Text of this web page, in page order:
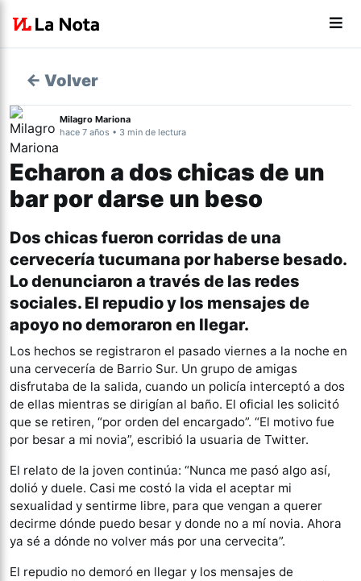
← Volver
Milagro Mariona
hace 7 años • 3 min de lectura
Echaron a dos chicas de un
bar por darse un beso
Dos chicas fueron corridas de una
cervecería tucumana por haberse besado.
Lo denunciaron a través de las redes
sociales. El repudio y los mensajes de
apoyo no demoraron en llegar.
Los hechos se registraron el pasado viernes a la noche en
una cervecería de Barrio Sur. Un grupo de amigas
disfrutaba de la salida, cuando un policía interceptó a dos
de ellas mientras se dirigían al baño. El oficial les solicitó
que se retiren, “por orden del encargado”. “El motivo fue
por besar a mi novia”, escribió la usuaria de Twitter.
El relato de la joven continúa: “Nunca me pasó algo así,
dolió y duele. Casi me costó la vida el aceptar mi
sexualidad y sentirme libre, para que vengan a querer
decirme dónde puedo besar y donde no a mí novia. Ahora
ya sé a dónde no volver más por una cervecita”.
El repudio no demoró en llegar y los mensajes de